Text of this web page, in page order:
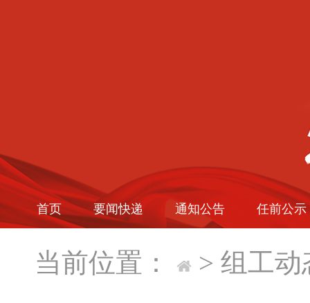
首页 要闻快递 通知公告 任前公示
当前位置： > 组工动